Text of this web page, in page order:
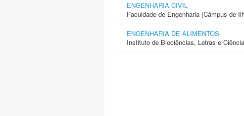
ENGENHARIA CIVIL
Faculdade de Engenharia (Câmpus de
ENGENHARIA DE ALIMENTOS
Instituto de Biociências, Letras e